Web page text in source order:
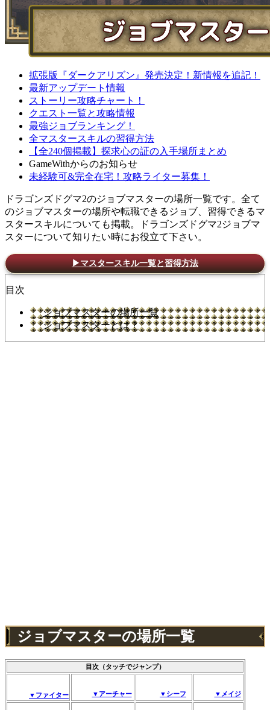
拡張版『ダークアリズン』発売決定！新情報を追記！
最新アップデート情報
ストーリー攻略チャート！
クエスト一覧と攻略情報
最強ジョブランキング！
全マスタースキルの習得方法
【全240個掲載】探求心の証の入手場所まとめ
GameWithからのお知らせ
未経験可&完全在宅！攻略ライター募集！
ドラゴンズドグマ2のジョブマスターの場所一覧です。全て
のジョブマスターの場所や転職できるジョブ、習得できるマ
スタースキルについても掲載。ドラゴンズドグマ2ジョブマ
スターについて知りたい時にお役立て下さい。
▶マスタースキル一覧と習得方法
目次
ジョブマスターの場所一覧
ジョブマスターとは？
ジョブマスターの場所一覧
目次（タッチでジャンプ）
▼ファイター ▼アーチャー ▼シーフ ▼メイジ